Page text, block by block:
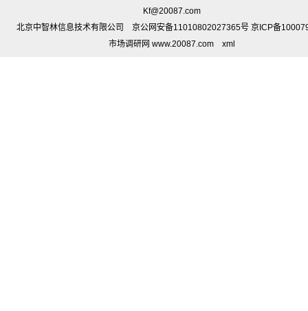
Kf@20087.com
北京中智林信息技术有限公司 京公网安备11010802027365号 京ICP备
市场调研网 www.20087.com
xml